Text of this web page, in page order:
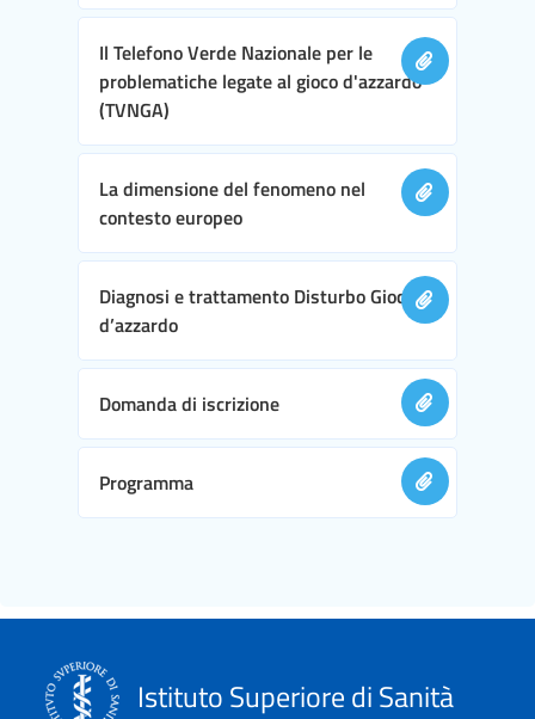
Il Telefono Verde Nazionale per le
problematiche legate al gioco d'azzardo
(TVNGA)
La dimensione del fenomeno nel
contesto europeo
Diagnosi e trattamento Disturbo Gioco
d’azzardo
Domanda di iscrizione
Programma
Istituto Superiore di Sanità